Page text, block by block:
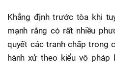
Khẳng định trước tòa khi
mạnh rằng có rất nhiều
quyết các tranh chấp trong
hành xử theo kiểu vô